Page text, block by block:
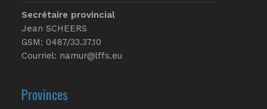
Secrétaire provincial
Jean SCHEERS
GSM: 0487/33.37.10
Courriel: namur@lffs.eu
Provinces